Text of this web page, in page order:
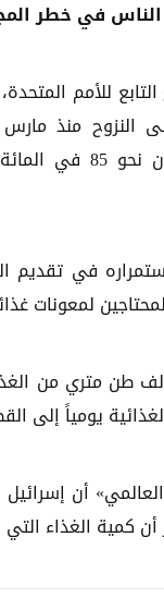
في خطر
منذ مارس
بينما أظهرت
في تقديم
لمعونات
أن لديه 140 ألف
يومياً إلى
العالمي» أن
كمية الغذاء